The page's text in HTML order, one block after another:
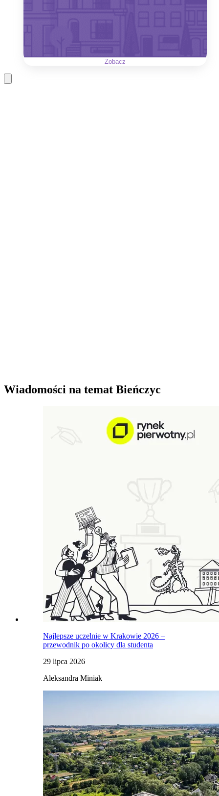
Zobacz
Wiadomości na temat Bieńczyc
Najlepsze uczelnie w Krakowie 2026 –
przewodnik po okolicy dla studenta
29 lipca 2026
Aleksandra Miniak